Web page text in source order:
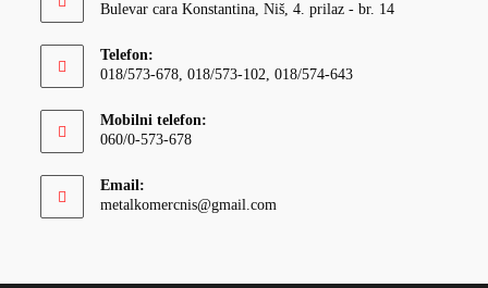
Bulevar cara Konstantina, Niš, 4. prilaz - br. 14
Telefon:
018/573-678, 018/573-102, 018/574-643
Mobilni telefon:
060/0-573-678
Email:
metalkomercnis@gmail.com